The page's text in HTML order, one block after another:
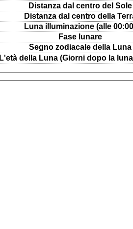
Distanza dal centro del Sole
Distanza dal centro della
Luna illuminazione (alle
Fase lunare
Segno zodiacale della Luna
L'età della Luna (Giorni dopo la